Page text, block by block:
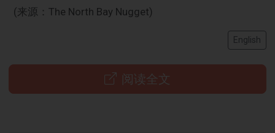
(来源：The North Bay Nugget)
English
阅读全文